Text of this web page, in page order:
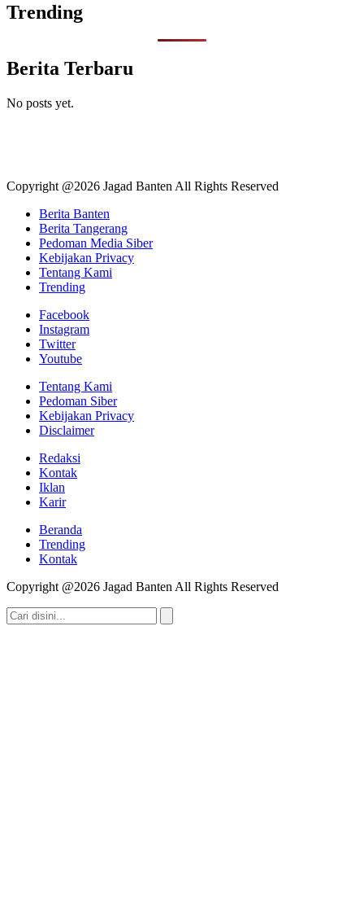
Trending
Berita Terbaru
No posts yet.
Copyright @2026 Jagad Banten All Rights Reserved
Berita Banten
Berita Tangerang
Pedoman Media Siber
Kebijakan Privacy
Tentang Kami
Trending
Facebook
Instagram
Twitter
Youtube
Tentang Kami
Pedoman Siber
Kebijakan Privacy
Disclaimer
Redaksi
Kontak
Iklan
Karir
Beranda
Trending
Kontak
Copyright @2026 Jagad Banten All Rights Reserved